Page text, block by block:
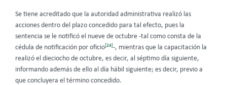
Se tiene acreditado que la autoridad administrativa realizó las
acciones dentro del plazo concedido para tal efecto, pues la
sentencia se le notificó el nueve de octubre -tal como consta de la
cédula de notificación por oficio[24]-, mientras que la capacitación la
realizó el dieciocho de octubre, es decir, al séptimo día siguiente,
informando además de ello al día hábil siguiente; es decir, previo a
que concluyera el término concedido.